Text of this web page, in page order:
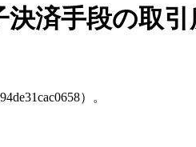
済手段の取
）。